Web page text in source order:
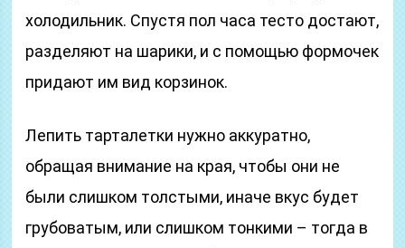
холодильник. Спустя пол часа тесто достают,
разделяют на шарики, и с помощью формочек
придают им вид корзинок.
Лепить тарталетки нужно аккуратно,
обращая внимание на края, чтобы они не
были слишком толстыми, иначе вкус будет
грубоватым, или слишком тонкими – тогда в